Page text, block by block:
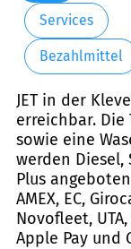
Services
Bezahlmittel
JET in der
erreichbar.
sowie eine
werden Diesel,
Plus
AMEX, EC,
Novofleet,
Apple Pay und